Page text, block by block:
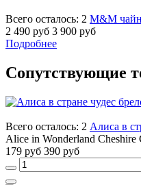
Всего осталось: 2 M&M
2 490 руб 3 900 руб
Подробнее
Сопутствующие
Всего осталось: 2 Алиса в
Alice in Wonderland Cheshire
179 руб 390 руб